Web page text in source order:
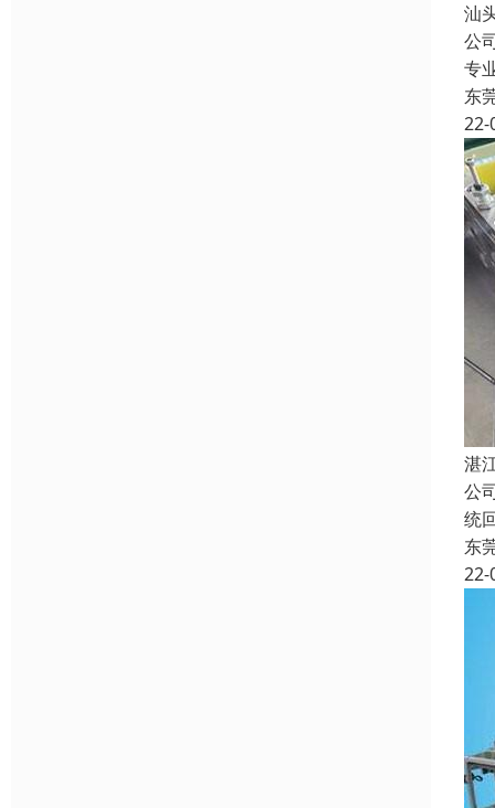
汕
公
专
东
22-
湛
公
统
东
22-